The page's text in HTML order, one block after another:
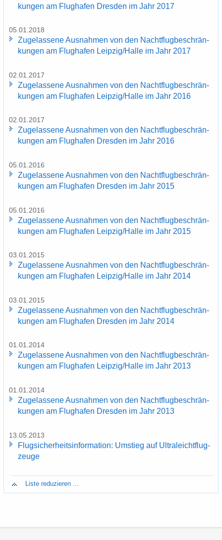
kun­gen am Flug­ha­fen Dres­den im Jahr 2017
05.01.2018
Zu­ge­las­se­ne Aus­nah­men von den Nacht­flug­be­schrän­
kun­gen am Flug­ha­fen Leip­zig/Halle im Jahr 2017
02.01.2017
Zu­ge­las­se­ne Aus­nah­men von den Nacht­flug­be­schrän­
kun­gen am Flug­ha­fen Leip­zig/Halle im Jahr 2016
02.01.2017
Zu­ge­las­se­ne Aus­nah­men von den Nacht­flug­be­schrän­
kun­gen am Flug­ha­fen Dres­den im Jahr 2016
05.01.2016
Zu­ge­las­se­ne Aus­nah­men von den Nacht­flug­be­schrän­
kun­gen am Flug­ha­fen Dres­den im Jahr 2015
05.01.2016
Zu­ge­las­se­ne Aus­nah­men von den Nacht­flug­be­schrän­
kun­gen am Flug­ha­fen Leip­zig/Halle im Jahr 2015
03.01.2015
Zu­ge­las­se­ne Aus­nah­men von den Nacht­flug­be­schrän­
kun­gen am Flug­ha­fen Leip­zig/Halle im Jahr 2014
03.01.2015
Zu­ge­las­se­ne Aus­nah­men von den Nacht­flug­be­schrän­
kun­gen am Flug­ha­fen Dres­den im Jahr 2014
01.01.2014
Zu­ge­las­se­ne Aus­nah­men von den Nacht­flug­be­schrän­
kun­gen am Flug­ha­fen Leip­zig/Halle im Jahr 2013
01.01.2014
Zu­ge­las­se­ne Aus­nah­men von den Nacht­flug­be­schrän­
kun­gen am Flug­ha­fen Dres­den im Jahr 2013
13.05.2013
Flug­si­cher­heits­in­for­ma­ti­on: Um­stieg auf Ul­tra­leicht­flug­
zeu­ge
Liste re­du­zie­ren ...